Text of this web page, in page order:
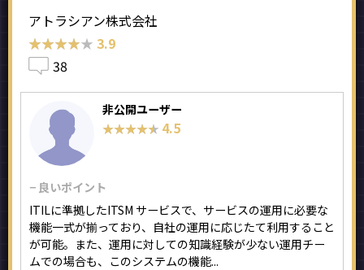
アトラシアン株式会社
★★★★★
★★★★★ 3.9
38
非公開ユーザー
★★★★★
★★★★★ 4.5
− 良いポイント
ITILに準拠したITSM サービスで、サービスの運用に必要な
機能一式が揃っており、自社の運用に応じたて利用すること
が可能。また、運用に対しての知識経験が少ない運用チー
ムでの場合も、このシステムの機能...